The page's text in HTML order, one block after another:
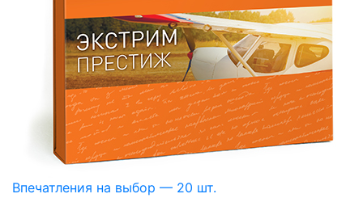
Впечатления на выбор — 20 шт.